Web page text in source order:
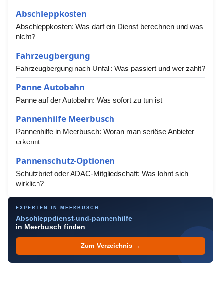
Abschleppkosten
Abschleppkosten: Was darf ein Dienst berechnen und was
nicht?
Fahrzeugbergung
Fahrzeugbergung nach Unfall: Was passiert und wer zahlt?
Panne Autobahn
Panne auf der Autobahn: Was sofort zu tun ist
Pannenhilfe Meerbusch
Pannenhilfe in Meerbusch: Woran man seriöse Anbieter
erkennt
Pannenschutz-Optionen
Schutzbrief oder ADAC-Mitgliedschaft: Was lohnt sich
wirklich?
EXPERTEN IN MEERBUSCH
Abschleppdienst-und-pannenhilfe
in Meerbusch finden
Zum Verzeichnis →